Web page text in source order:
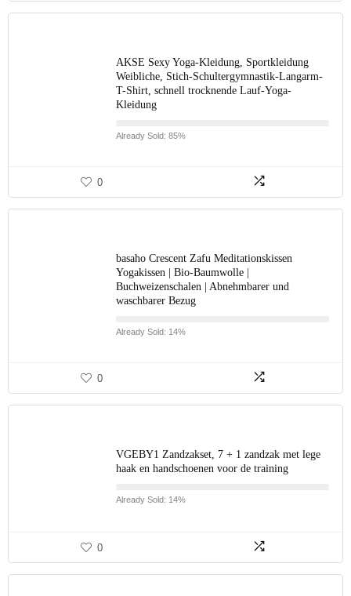
AKSE Sexy Yoga-Kleidung, Sportkleidung
Weibliche, Stich-Schultergymnastik-Langarm-
T-Shirt, schnell trocknende Lauf-Yoga-
Kleidung
Already Sold: 85%
0
basaho Crescent Zafu Meditationskissen
Yogakissen | Bio-Baumwolle |
Buchweizenschalen | Abnehmbarer und
waschbarer Bezug
Already Sold: 14%
0
VGEBY1 Zandzakset, 7 + 1 zandzak met lege
haak en handschoenen voor de training
Already Sold: 14%
0